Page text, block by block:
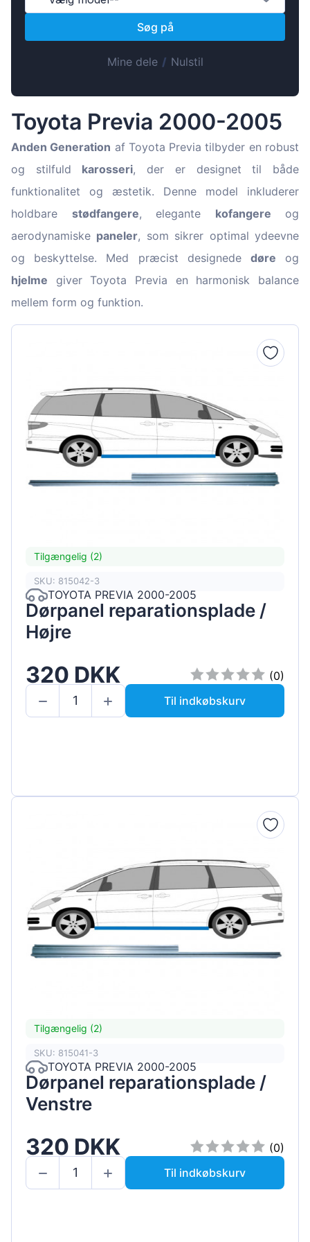
Lietuvių
Slovenian
Latvian
Slovenčina
Søg på
Mine dele/ Nulstil
Toyota Previa 2000-2005
Anden Generation af Toyota Previa tilbyder en robust
og stilfuld karosseri, der er designet til både
funktionalitet og æstetik. Denne model inkluderer
holdbare stødfangere, elegante kofangere og
aerodynamiske paneler, som sikrer optimal ydeevne
og beskyttelse. Med præcist designede døre og
hjelme giver Toyota Previa en harmonisk balance
mellem form og funktion.
Tilgængelig (2)
SKU: 815042-3
TOYOTA PREVIA 2000-2005
Dørpanel reparationsplade /
Højre
320 DKK
(0)
Til indkøbskurv
Tilgængelig (2)
SKU: 815041-3
TOYOTA PREVIA 2000-2005
Dørpanel reparationsplade /
Venstre
320 DKK
(0)
Til indkøbskurv